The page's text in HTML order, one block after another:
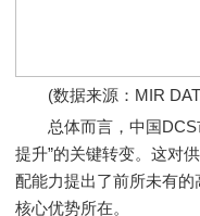
(数据来源：MIR
总体而言，中国DCS
提升”的关键转变。这对
配能力提出了前所未有
核心优势所在。